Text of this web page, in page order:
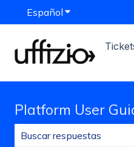
Español Traducciones
Platform User